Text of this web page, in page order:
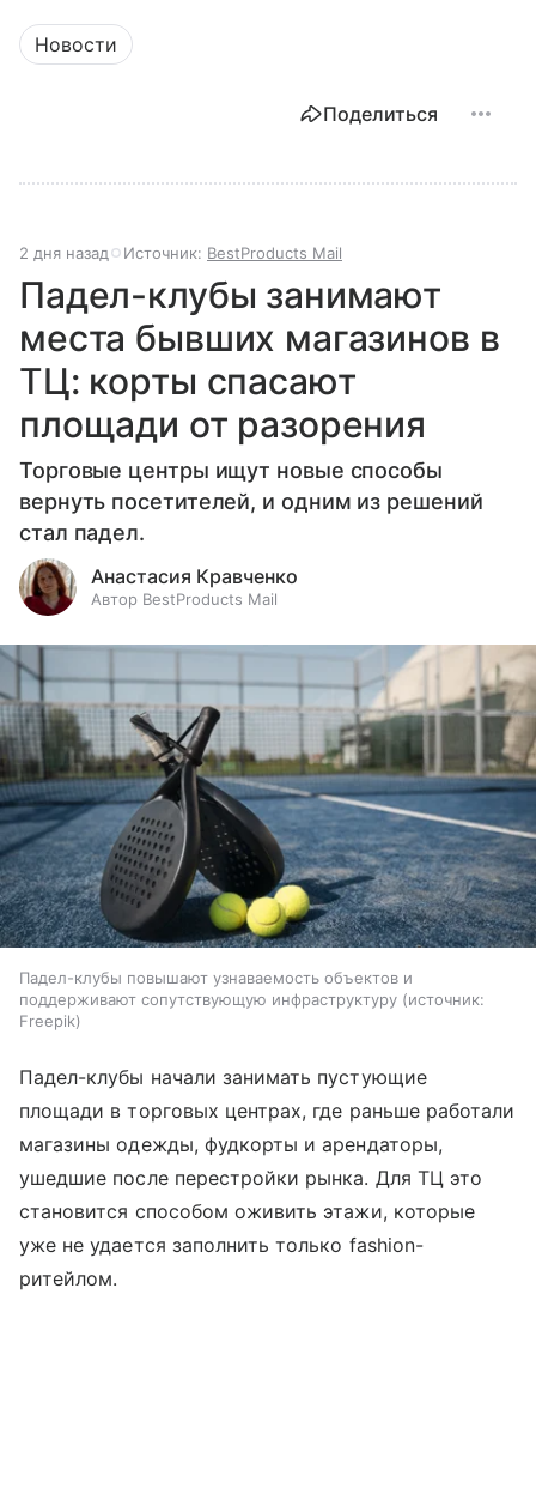
Новости
Поделиться
2 дня назад Источник: BestProducts Mail
Падел-клубы занимают
места бывших магазинов в
ТЦ: корты спасают
площади от разорения
Торговые центры ищут новые способы
вернуть посетителей, и одним из решений
стал падел.
Анастасия Кравченко
Автор BestProducts Mail
Падел-клубы повышают узнаваемость объектов и
поддерживают сопутствующую инфраструктуру
источник:
Freepik
Падел-клубы начали занимать пустующие
площади в торговых центрах, где раньше работали
магазины одежды, фудкорты и арендаторы,
ушедшие после перестройки рынка. Для ТЦ это
становится способом оживить этажи, которые
уже не удается заполнить только fashion-
ритейлом.